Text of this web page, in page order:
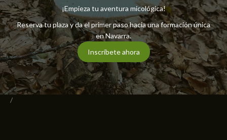
¡Empieza tu aventura micológica!
Reserva tu plaza y da el primer paso hacia una formación única
en Navarra.
Inscríbete ahora
/